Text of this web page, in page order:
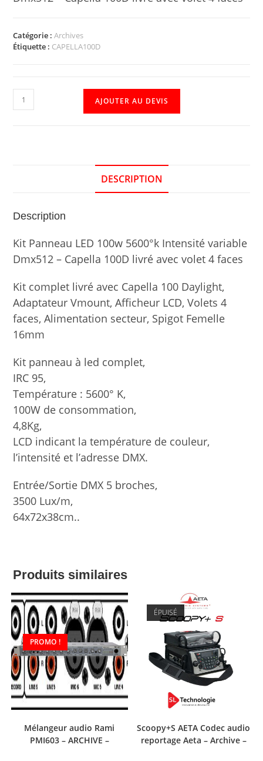
Catégorie :Archives
Étiquette : CAPELLA100D
AJOUTER AU DEVIS
DESCRIPTION
Description
Kit Panneau LED 100w 5600°k Intensité variable
Dmx512 – Capella 100D livré avec volet 4 faces
Kit complet livré avec Capella 100 Daylight,
Adaptateur Vmount, Afficheur LCD, Volets 4
faces, Alimentation secteur, Spigot Femelle
16mm
Kit panneau à led complet,
IRC 95,
Température : 5600° K,
100W de consommation,
4,8Kg,
LCD indicant la température de couleur,
l’intensité et l’adresse DMX.
Entrée/Sortie DMX 5 broches,
3500 Lux/m,
64x72x38cm..
Produits similaires
PROMO !
Mélangeur audio Rami
PMI603 – ARCHIVE –
ÉPUISÉ
Scoopy+S AETA Codec audio
reportage Aeta – Archive –